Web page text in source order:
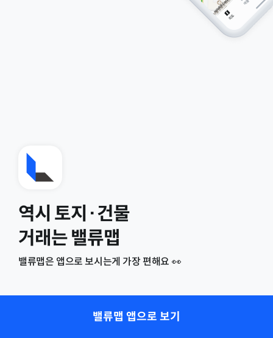
역시 토지·건물
거래는 밸류맵
밸류맵은 앱으로 보시는게 가장 편해요 👀
밸류맵 앱으로 보기